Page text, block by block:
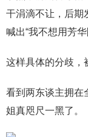
干涓滴不让，后期
喊出“我不想用芳华
这样具体的分歧，
看到两东谈主拥在
姐真咫尺一黑了。